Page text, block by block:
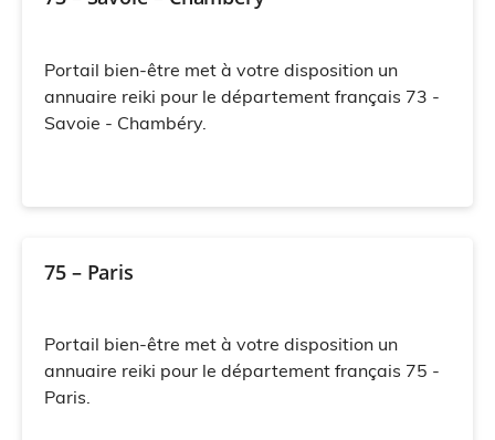
Portail bien-être met à votre disposition un
annuaire reiki pour le département français 73 -
Savoie - Chambéry.
75 – Paris
Portail bien-être met à votre disposition un
annuaire reiki pour le département français 75 -
Paris.